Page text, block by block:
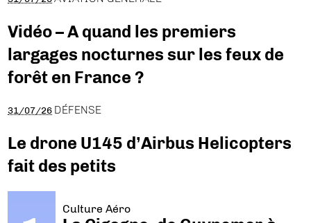
Vidéo – A quand les premiers
largages nocturnes sur les feux de
forêt en France ?
31/07/26 DÉFENSE
Le drone U145 d’Airbus Helicopters
fait des petits
Culture Aéro